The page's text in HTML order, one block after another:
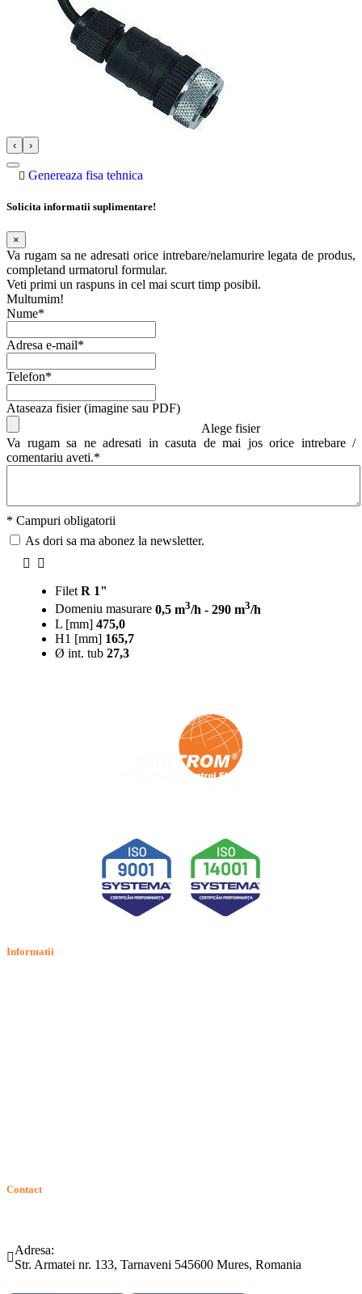
‹ ›
Genereaza fisa tehnica
Solicita informatii suplimentare!
×
Va rugam sa ne adresati orice intrebare/nelamurire legata de produs,
completand urmatorul formular.
Veti primi un raspuns in cel mai scurt timp posibil.
Multumim!
Nume*
Adresa e-mail*
Telefon*
Ataseaza fisier (imagine sau PDF)
Alege fisier
Va rugam sa ne adresati in casuta de mai jos orice intrebare /
comentariu aveti.*
* Campuri obligatorii
As dori sa ma abonez la newsletter.
Filet R 1"
Domeniu masurare 0,5 m3/h - 290 m3/h
L [mm] 475,0
H1 [mm] 165,7
Ø int. tub 27,3
Informatii
Contact
Adresa:
Str. Armatei nr. 133, Tarnaveni 545600 Mures, Romania